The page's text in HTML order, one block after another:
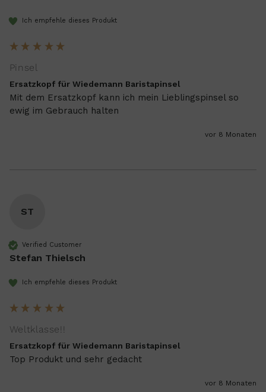
Ich empfehle dieses Produkt
Pinsel
Ersatzkopf für Wiedemann Baristapinsel
Mit dem Ersatzkopf kann ich mein Lieblingspinsel so
ewig im Gebrauch halten
vor 8 Monaten
ST
Verified Customer
Stefan Thielsch
Ich empfehle dieses Produkt
Weltklasse!!
Ersatzkopf für Wiedemann Baristapinsel
Top Produkt und sehr gedacht
vor 8 Monaten